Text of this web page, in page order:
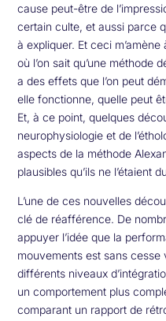
cause peut-être de
certain culte, et aussi parce
à expliquer. Et ceci
où l’on sait qu’une méthode
a des effets que l’on peut
elle fonctionne, quelle peut
Et, à ce point, quelques
neurophysiologie et de
aspects de la méthode
plausibles qu’ils ne l’étaient
L’une de ces nouvelles
clé de réafférence. De
appuyer l’idée que la
mouvements est sans
différents niveaux
un comportement plus
comparant un rapport de